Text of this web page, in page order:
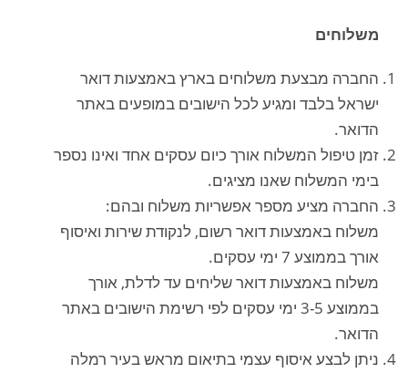
משלוחים
החברה מבצעת משלוחים בארץ באמצעות דואר
ישראל בלבד ומגיע לכל הישובים במופעים באתר
הדואר.
זמן טיפול המשלוח אורך כיום עסקים אחד ואינו נספר
בימי המשלוח שאנו מציגים.
החברה מציע מספר אפשריות משלוח ובהם:
משלוח באמצעות דואר רשום, לנקודת שירות ואיסוף
אורך בממוצע 7 ימי עסקים.
משלוח באמצעות דואר שליחים עד לדלת, אורך
בממוצע 3-5 ימי עסקים לפי רשימת הישובים באתר
הדואר.
ניתן לבצע איסוף עצמי בתיאום מראש בעיר רמלה